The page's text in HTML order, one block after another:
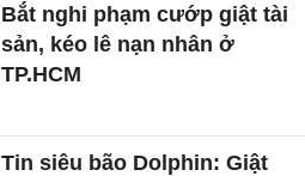
Bắt nghi phạm cướp giật tài
sản, kéo lê nạn nhân ở
TP.HCM
Tin siêu bão Dolphin: Giật